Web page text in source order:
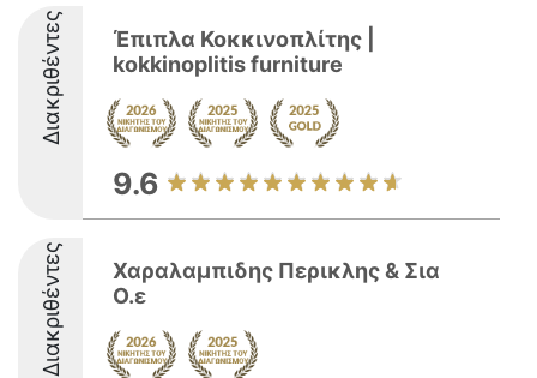
Διακριθέντες
Έπιπλα Κοκκινοπλίτης |
kokkinoplitis furniture
9.6
Διακριθέντες
Χαραλαμπιδης Περικλης & Σια
Ο.ε